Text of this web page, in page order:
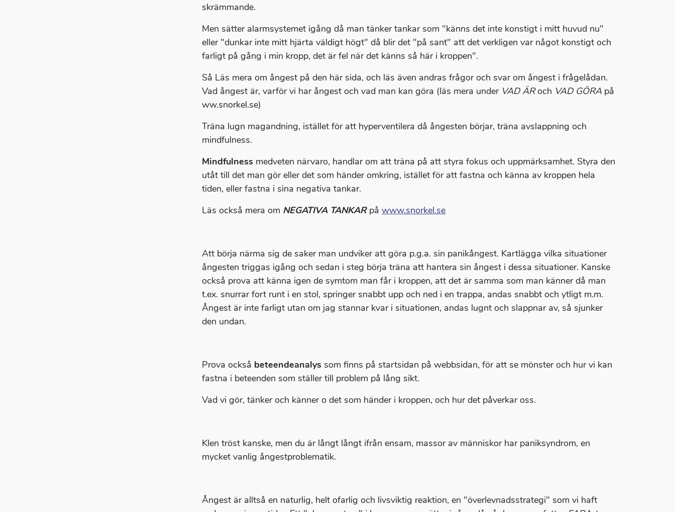
skrämmande.
Men sätter alarmsystemet igång då man tänker tankar som "känns det inte konstigt i mitt huvud nu"
eller "dunkar inte mitt hjärta väldigt högt" då blir det "på sant" att det verkligen var något konstigt och
farligt på gång i min kropp, det är fel när det känns så här i kroppen".
Så Läs mera om ångest på den här sida, och läs även andras frågor och svar om ångest i frågelådan.
Vad ångest är, varför vi har ångest och vad man kan göra (läs mera under VAD ÄRoch VAD GÖRA på
ww.snorkel.se)
Träna lugn magandning, istället för att hyperventilera då ångesten börjar, träna avslappning och
mindfulness.
Mindfulness medveten närvaro, handlar om att träna på att styra fokus och uppmärksamhet. Styra den
utåt till det man gör eller det som händer omkring, istället för att fastna och känna av kroppen hela
tiden, eller fastna i sina negativa tankar.
Läs också mera om NEGATIVA TANKARpå www.snorkel.se
Att börja närma sig de saker man undviker att göra p.g.a. sin panikångest. Kartlägga vilka situationer
ångesten triggas igång och sedan i steg börja träna att hantera sin ångest i dessa situationer. Kanske
också prova att känna igen de symtom man får i kroppen, att det är samma som man känner då man
t.ex. snurrar fort runt i en stol, springer snabbt upp och ned i en trappa, andas snabbt och ytligt m.m.
Ångest är inte farligt utan om jag stannar kvar i situationen, andas lugnt och slappnar av, så sjunker
den undan.
Prova också beteendeanalys som finns på startsidan på webbsidan, för att se mönster och hur vi kan
fastna i beteenden som ställer till problem på lång sikt.
Vad vi gör, tänker och känner o det som händer i kroppen, och hur det påverkar oss.
Klen tröst kanske, men du är långt långt ifrån ensam, massor av människor har paniksyndrom, en
mycket vanlig ångestproblematik.
Ångest är alltså en naturlig, helt ofarlig och livsviktig reaktion, en "överlevnadsstrategi" som vi haft